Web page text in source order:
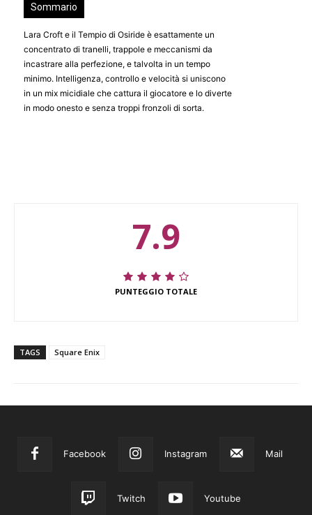
Sommario
Lara Croft e il Tempio di Osiride è esattamente un
concentrato di tranelli, trappole e meccanismi da
incastrare alla perfezione, e talvolta in un tempo
minimo. Intelligenza, controllo e velocità si uniscono
in un mix micidiale che cattura il giocatore e lo diverte
in modo onesto e senza troppi fronzoli di sorta.
7.9
PUNTEGGIO TOTALE
TAGS Square Enix
Facebook Instagram Mail
Twitch Youtube